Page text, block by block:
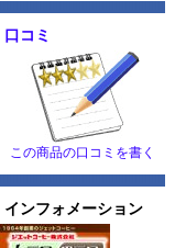
口コミ
この商品の口コミを書く
インフォメーション